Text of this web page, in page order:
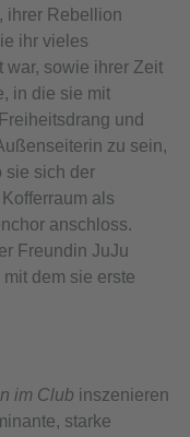
ihrer Rebellion
ihr vieles
war, sowie ihrer Zeit
in die sie mit
und
zu sein,
sie sich der
als
anschloss.
Freundin JuJu
dem sie erste
im Club inszenieren
starke